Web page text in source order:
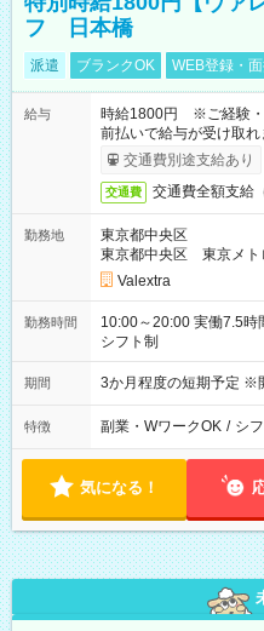
フ 日本橋
派遣 ブランクOK WEB登録・
給与
時給1800円 ※ご経験・
前払いで給与が受け取
交通費別途支給あり
交通費 交通費全額支給
勤務地
東京都中央区
東京都中央区 東京メト
Valextra
勤務時間
10:00～20:00 実働7.5時間／休憩1.5時間 営業時間に合わせた
シフト制
期間 3か月程度の短期予定 ※
特徴 副業・WワークOK / シ
気になる！